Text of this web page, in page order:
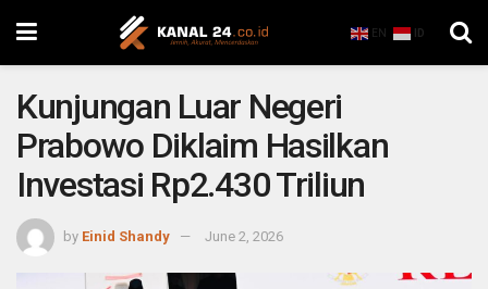
EN ID
Kunjungan Luar Negeri
Prabowo Diklaim Hasilkan
Investasi Rp2.430 Triliun
by Einid Shandy June 2, 2026